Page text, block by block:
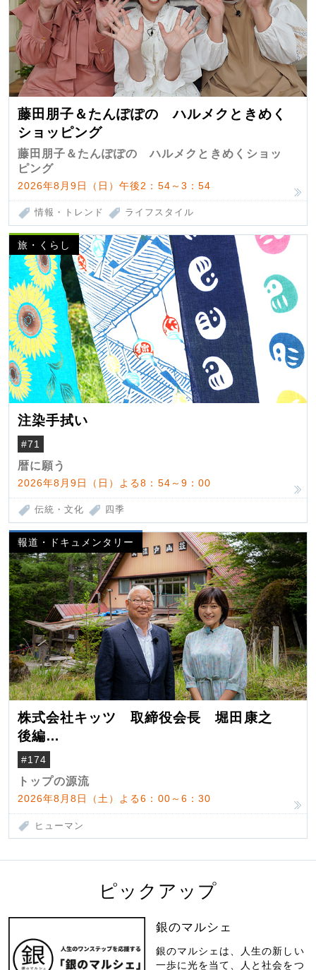
藤田朋子＆たんぽぽの ハルメクときめく
ショッピング
藤田朋子＆たんぽぽの ハルメクときめくショッ
ピング
2026年8月9日（日）午後2：54～3：54
情報・トレンド ライフスタイル
旅・くらし
注染手拭い
#71
暦に願う
2026年8月9日（日）よる8：54～9：00
伝統・文化 四季
報道・ドキュメンタリー
株式会社キッツ 取締役会長 堀田康之
後編
米国駐在でも浮かんだ八ヶ岳 山小屋を営
んだ父母
#174
トップの源流
2026年8月8日（土）よる6：00～6：30
ヒューマン
ピックアップ
銀のマルシェ
銀のマルシェは、人生の新しい
一歩に光を当て、人と社会をつ